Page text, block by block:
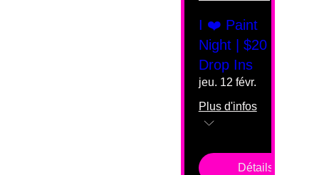
I ❤️ Paint
Night | $20
Drop Ins
jeu. 12 févr.
Plus d'infos
Détails